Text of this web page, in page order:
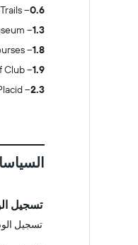
0.6 كم
1.3 كم
1.8 كم
Club
1.9 كم
2.3 كم
تسجيل
تسجيل الوصول في أي